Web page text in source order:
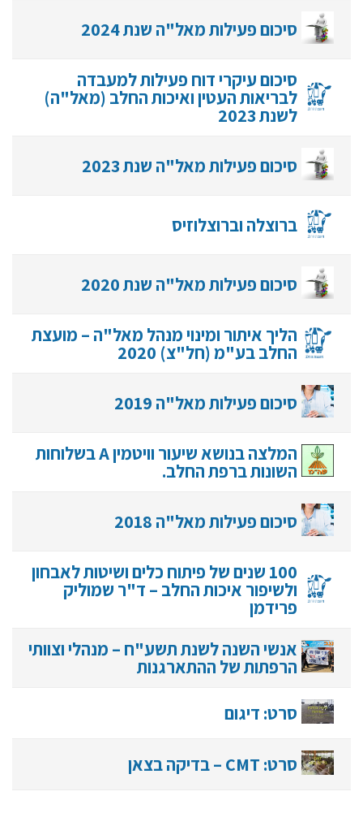
סיכום פעילות מאל"ה שנת 2024
סיכום עיקרי דוח פעילות למעבדה
לבריאות העטין ואיכות החלב (מאל"ה)
לשנת 2023
סיכום פעילות מאל"ה שנת 2023
ברוצלה וברוצלוזיס
סיכום פעילות מאל"ה שנת 2020
הליך איתור ומינוי מנהל מאל"ה – מועצת
החלב בע"מ (חל"צ) 2020
סיכום פעילות מאל"ה 2019
המלצה בנושא שיעור וויטמין A בשלוחות
השונות ברפת החלב.
סיכום פעילות מאל"ה 2018
100 שנים של פיתוח כלים ושיטות לאבחון
ולשיפור איכות החלב – ד"ר שמוליק
פרידמן
אנשי השנה לשנת תשע"ח – מנהלי וצוותי
הרפתות של ההתארגנות
סרט: דיגום
סרט: CMT – בדיקה בצאן